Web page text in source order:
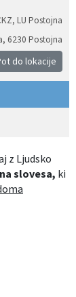
LU Postojna
, 6230 Postojna
do lokacije
z Ljudsko
slovesa, ki